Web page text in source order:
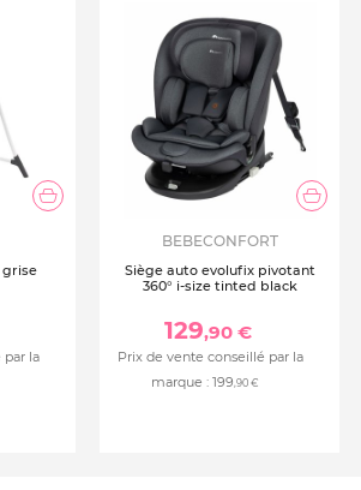
aux crash tests
de 3 sièges sur une banquette
x H61 x P44cm
grise
la
BEBECONFORT
Siège auto evolufix pivotant
360° i-size tinted black
129,90 €
Prix de vente conseillé par la
marque : 199,90 €